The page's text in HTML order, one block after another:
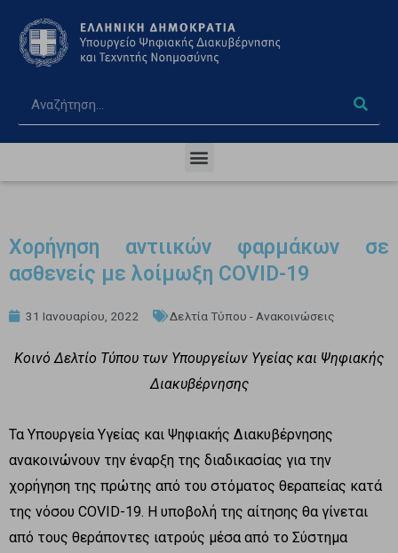
Χορήγηση αντιικών φαρμάκων σε
ασθενείς με λοίμωξη COVID-19
31 Ιανουαρίου, 2022 Δελτία Τύπου - Ανακοινώσεις
Κοινό Δελτίο Τύπου των Υπουργείων Υγείας και Ψηφιακής
Διακυβέρνησης
Τα Υπουργεία Υγείας και Ψηφιακής Διακυβέρνησης
ανακοινώνουν την έναρξη της διαδικασίας για την
χορήγηση της πρώτης από του στόματος θεραπείας κατά
της νόσου COVID-19. Η υποβολή της αίτησης θα γίνεται
από τους θεράποντες ιατρούς μέσα από το Σύστημα